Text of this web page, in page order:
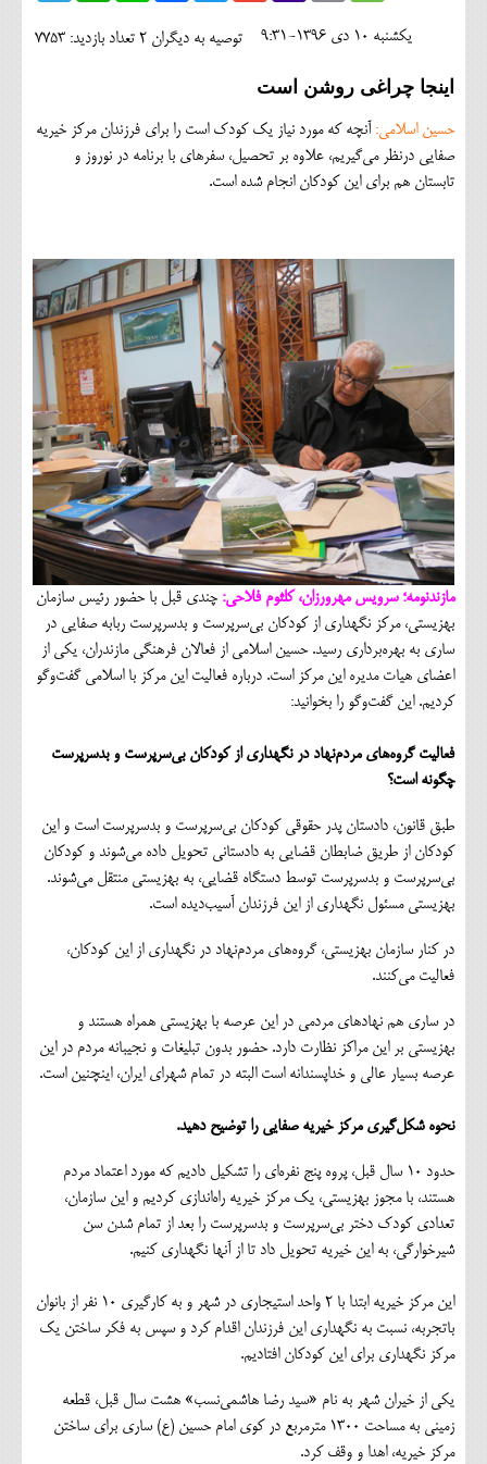
حقوقی
محیط زیست و گردشگری
خانه
تعداد بازدید: 7753 توصیه به دیگران 2 يکشنبه 10 دی 1396-9:31
اینجا چراغی روشن است
حسین اسلامی: آنچه که مورد نیاز یک کودک است را برای فرزندان مرکز خیریه
صفایی درنظر می‌گیریم، علاوه بر تحصیل، سفرهای با برنامه در نوروز و
تابستان هم برای این کودکان انجام شده است.
مازندنومه؛ سرویس مهرورزان، کلثوم فلاحی: چندی قبل با حضور رئیس سازمان
بهزیستی، مرکز نگهداری از کودکان بی‌سرپرست و بدسرپرست ربابه صفایی در
ساری به بهره‌برداری رسید. حسین اسلامی از فعالان فرهنگی مازندران، یکی از
اعضای هیات مدیره این مرکز است. درباره فعالیت این مرکز با اسلامی گفت‌وگو
کردیم. این گفت‌وگو را بخوانید:
فعالیت گروه‌های مردم‌نهاد در نگهداری از کودکان بی‌سرپرست و بدسرپرست
چگونه است؟
طبق قانون، دادستان پدر حقوقی کودکان بی‌سرپرست و بدسرپرست است و این
کودکان از طریق ضابطان قضایی به دادستانی تحویل داده می‌شوند و کودکان
بی‌سرپرست و بدسرپرست توسط دستگاه قضایی، به بهزیستی منتقل می‌شوند.
بهزیستی مسئول نگهداری از این فرزندان آسیب‌دیده است.
در کنار سازمان بهزیستی، گروه‌های مردم‌نهاد در نگهداری از این کودکان،
فعالیت می‌کنند.
در ساری هم نهادهای مردمی در این عرصه با بهزیستی همراه هستند و
بهزیستی بر این مراکز نظارت دارد. حضور بدون تبلیغات و نجیبانه مردم در این
عرصه بسیار عالی و خداپسندانه است البته در تمام شهرای ایران، اینچنین است.
نحوه شکل‌گیری مرکز خیریه صفایی را توضیح دهید.
حدود 10 سال قبل، پروه پنج نفره‌ای را تشکیل دادیم که مورد اعتماد مردم
هستند، با مجوز بهزیستی، یک مرکز خیریه راه‌اندازی کردیم و این سازمان،
تعدادی کودک دختر بی‌سرپرست و بدسرپرست را بعد از تمام شدن سن
شیرخوارگی، به این خیریه تحویل داد تا از آنها نگهداری کنیم.
این مرکز خیریه ابتدا با 2 واحد استیجاری در شهر و به کارگیری 10 نفر از بانوان
باتجربه، نسبت به نگهداری این فرزندان اقدام کرد و سپس به فکر ساختن یک
مرکز نگهداری برای این کودکان افتادیم.
یکی از خیران شهر به نام «سید رضا هاشمی‌نسب» هشت سال قبل، قطعه
زمینی به مساحت 1300 مترمربع در کوی امام حسین (ع) ساری برای ساختن
مرکز خیریه، اهدا و وقف کرد.